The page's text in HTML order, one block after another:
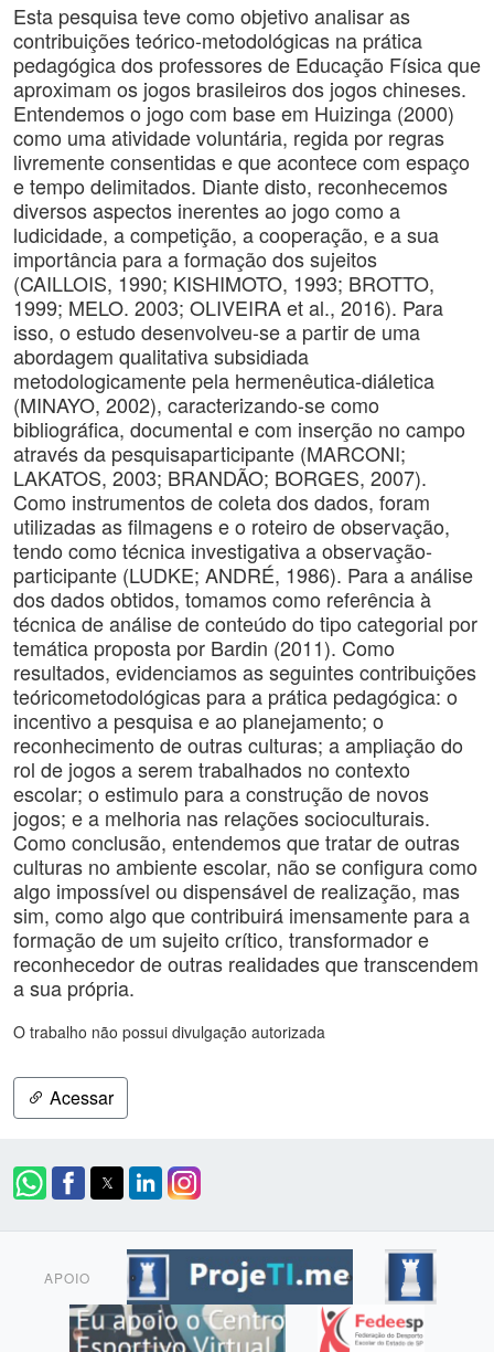
Esta pesquisa teve como objetivo analisar as
contribuições teórico-metodológicas na prática
pedagógica dos professores de Educação Física que
aproximam os jogos brasileiros dos jogos chineses.
Entendemos o jogo com base em Huizinga (2000)
como uma atividade voluntária, regida por regras
livremente consentidas e que acontece com espaço
e tempo delimitados. Diante disto, reconhecemos
diversos aspectos inerentes ao jogo como a
ludicidade, a competição, a cooperação, e a sua
importância para a formação dos sujeitos
(CAILLOIS, 1990; KISHIMOTO, 1993; BROTTO,
1999; MELO. 2003; OLIVEIRA et al., 2016). Para
isso, o estudo desenvolveu-se a partir de uma
abordagem qualitativa subsidiada
metodologicamente pela hermenêutica-diáletica
(MINAYO, 2002), caracterizando-se como
bibliográfica, documental e com inserção no campo
através da pesquisaparticipante (MARCONI;
LAKATOS, 2003; BRANDÃO; BORGES, 2007).
Como instrumentos de coleta dos dados, foram
utilizadas as filmagens e o roteiro de observação,
tendo como técnica investigativa a observação-
participante (LUDKE; ANDRÉ, 1986). Para a análise
dos dados obtidos, tomamos como referência à
técnica de análise de conteúdo do tipo categorial por
temática proposta por Bardin (2011). Como
resultados, evidenciamos as seguintes contribuições
teóricometodológicas para a prática pedagógica: o
incentivo a pesquisa e ao planejamento; o
reconhecimento de outras culturas; a ampliação do
rol de jogos a serem trabalhados no contexto
escolar; o estimulo para a construção de novos
jogos; e a melhoria nas relações socioculturais.
Como conclusão, entendemos que tratar de outras
culturas no ambiente escolar, não se configura como
algo impossível ou dispensável de realização, mas
sim, como algo que contribuirá imensamente para a
formação de um sujeito crítico, transformador e
reconhecedor de outras realidades que transcendem
a sua própria.
O trabalho não possui divulgação autorizada
Acessar
APOIO